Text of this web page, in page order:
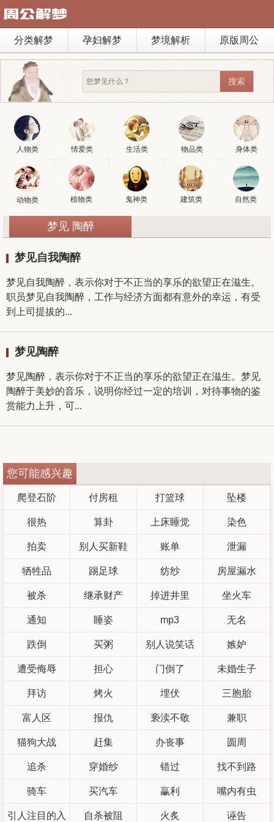
分类解梦 孕妇解梦 梦境解析 原版周公
人物类 情爱类 生活类 物品类 身体类
动物类 植物类 鬼神类 建筑类 自然类
梦见 陶醉
梦见自我陶醉
梦见自我陶醉，表示你对于不正当的享乐的欲望正在滋生。
职员梦见自我陶醉，工作与经济方面都有意外的幸运，有受
到上司提拔的...
梦见陶醉
梦见陶醉，表示你对于不正当的享乐的欲望正在滋生。梦见
陶醉于美妙的音乐，说明你经过一定的培训，对待事物的鉴
赏能力上升，可...
您可能感兴趣
爬登石阶 付房租 打篮球 坠楼
很热 算卦 上床睡觉 染色
拍卖 别人买新鞋 账单 泄漏
牺牲品 踢足球 纺纱 房屋漏水
被杀 继承财产 掉进井里 坐火车
通知 睡姿 mp3 无名
跌倒 买粥 别人说笑话 嫉妒
遭受侮辱 担心 门倒了 未婚生子
拜访 烤火 埋伏 三胞胎
富人区 报仇 亵渎不敬 兼职
猫狗大战 赶集 办丧事 圆周
追杀 穿婚纱 错过 找不到路
骑车 买汽车 臝利 嘴内有虫
引人注目的入 自杀被阻 火炙 诬告